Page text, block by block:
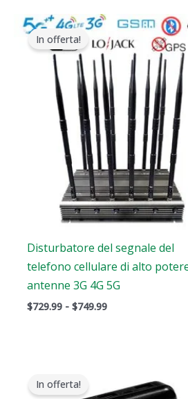
In offerta!
Disturbatore del segnale del
telefono cellulare di alto
antenne 3G 4G 5G
$729.99 - $749.99
Gamma
prezzi:
Da
$729.99
a
$749.99
In offerta!originaleattuale